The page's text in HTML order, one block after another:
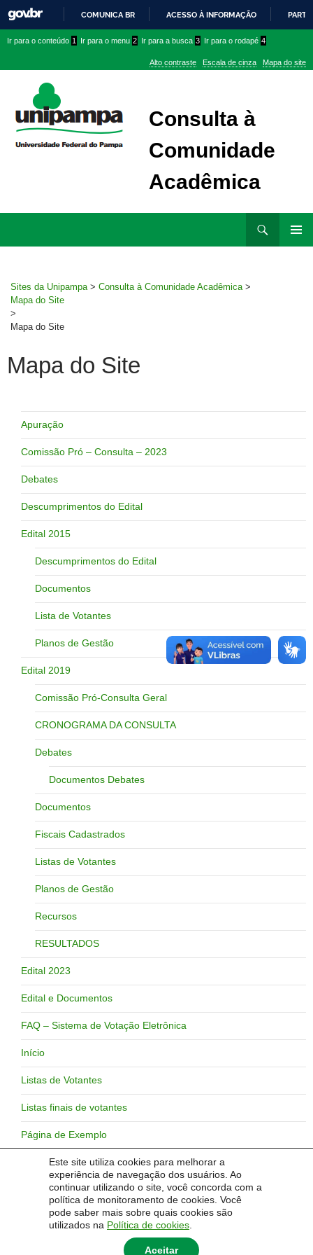
Este site utiliza cookies para melhorar a
experiência de navegação dos usuários. Ao
continuar utilizando o site, você concorda com a
política de monitoramento de cookies. Você
pode saber mais sobre quais cookies são
utilizados na Política de cookies
Aceitar
PARA
CONTEÚDO
COMUNICA BR ACESSO À INFORMAÇÃO
conteúdo
menu
superior
menu
Ir para o conteúdo 1 Ir para o menu 2 Ir para a busca 3 Ir para o rodapé 4
Alto contraste Escala de cinza Mapa do site
Consulta à
Comunidade
Acadêmica
Sites da Unipampa > Consulta à Comunidade Acadêmica >
Mapa do Site
>
Mapa do Site
Mapa do Site
Apuração
Comissão Pró – Consulta – 2023
Debates
Descumprimentos do Edital
Edital 2015
Descumprimentos do Edital
Documentos
Lista de Votantes
Planos de Gestão
Edital 2019
Comissão Pró-Consulta Geral
CRONOGRAMA DA CONSULTA
Debates
Documentos Debates
Documentos
Fiscais Cadastrados
Listas de Votantes
Planos de Gestão
Recursos
RESULTADOS
Edital 2023
Edital e Documentos
FAQ – Sistema de Votação Eletrônica
Início
Listas de Votantes
Listas finais de votantes
Página de Exemplo
Plano de Gestão
Resultado preliminar
Sistema de Votação Eletrônica